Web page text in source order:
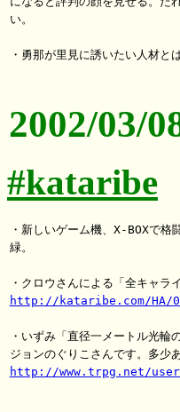
い。
・勇那が里見に誘いたい人材と
2002/03/
#kataribe
・新しいゲーム機、X-BOXで
緑。
http://kataribe.com/HA/
・いずみ「直径一メートル光輪
http://www.trpg.net/user/